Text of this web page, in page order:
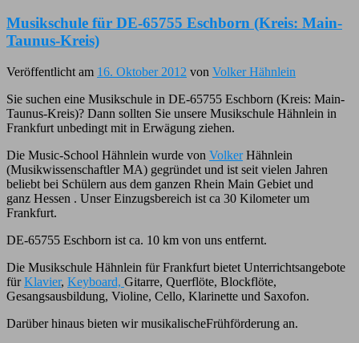
Musikschule für DE-65755 Eschborn (Kreis: Main-
Taunus-Kreis)
Veröffentlicht am 16. Oktober 2012 von Volker Hähnlein
Sie suchen eine Musikschule in DE-65755 Eschborn (Kreis: Main-
Taunus-Kreis)? Dann sollten Sie unsere Musikschule Hähnlein in
Frankfurt unbedingt mit in Erwägung ziehen.
Die Music-School Hähnlein wurde von VolkerHähnlein
(Musikwissenschaftler MA) gegründet und ist seit vielen Jahren
beliebt bei Schülern aus dem ganzen Rhein Main Gebiet und
ganz Hessen . Unser Einzugsbereich ist ca 30 Kilometer um
Frankfurt.
DE-65755 Eschborn ist ca. 10 km von uns entfernt.
Die Musikschule Hähnlein für Frankfurt bietet Unterrichtsangebote
fürKlavier, Keyboard, Gitarre, Querflöte, Blockflöte,
Gesangsausbildung, Violine, Cello, Klarinette und Saxofon.
Darüber hinaus bieten wir musikalischeFrühförderung an.